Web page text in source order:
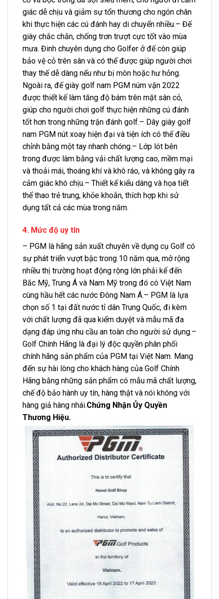
giác dễ chịu và giảm sự tổn thương cho ngón chân
khi thực hiện các cú đánh hay di chuyển nhiều.– Đế
giày chắc chắn, chống trơn trượt cực tốt vào mùa
mưa. Đinh chuyên dụng cho Golfer ở đế còn giúp
bảo vệ cỏ trên sân và có thể được giúp người chơi
thay thế dễ dàng nếu như bị mòn hoặc hư hỏng.
Ngoài ra, đế giày golf nam PGM núm vặn 2022
được thiết kế làm tăng độ bám trên mặt sân cỏ,
giúp cho người chơi golf thực hiện những cú đánh
tốt hơn trong những trận đánh golf.– Dây giày golf
nam PGM nút xoay hiện đại và tiện ích có thể điều
chỉnh bằng một tay nhanh chóng.– Lớp lót bên
trong được làm bằng vải chất lượng cao, mềm mại
và thoải mái, thoáng khí và khô ráo, và không gây ra
cảm giác khó chịu.– Thiết kế kiểu dáng và họa tiết
thể thao trẻ trung, khỏe khoắn, thích hợp khi sử
dụng tất cả các mùa trong năm.
4. Mức độ uy tín
– PGM là hãng sản xuất chuyên về dụng cụ Golf có
sự phát triển vượt bậc trong 10 năm qua, mở rộng
nhiều thị trường hoạt động rộng lớn phải kể đến
Bắc Mỹ, Trung Á và Nam Mỹ trong đó có Việt Nam
cùng hầu hết các nước Đông Nam Á.– PGM là lựa
chọn số 1 tại đất nước tỉ dân Trung Quốc, đi kèm
với chất lượng đã qua kiểm duyệt và mẫu mã đa
dạng đáp ứng nhu cầu an toàn cho người sử dụng.–
Golf Chính Hãng là đại lý độc quyền phân phối
chính hãng sản phẩm của PGM tại Việt Nam. Mang
đến sự hài lòng cho khách hàng của Golf Chính
Hãng bằng những sản phẩm có mẫu mã chất lượng,
chế độ bảo hành uy tín, hàng thật và nói không với
hàng giả hàng nhái.Chứng Nhận Ủy Quyền
Thương Hiệu.